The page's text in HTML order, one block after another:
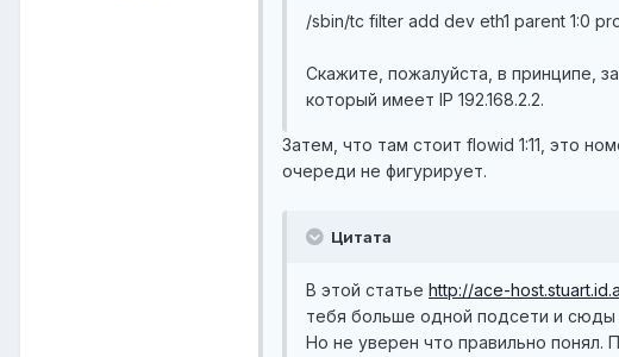
/sbin/tc filter add dev eth1 parent 1:0
Скажите, пожалуйста, в принципе,
который имеет IP 192.168.2.2.
Затем, что там стоит flowid 1:11, это
очереди не фигурирует.
Цитата
В этой статье http://ace-
тебя больше одной подсети и сюды
Но не уверен что правильно понял.